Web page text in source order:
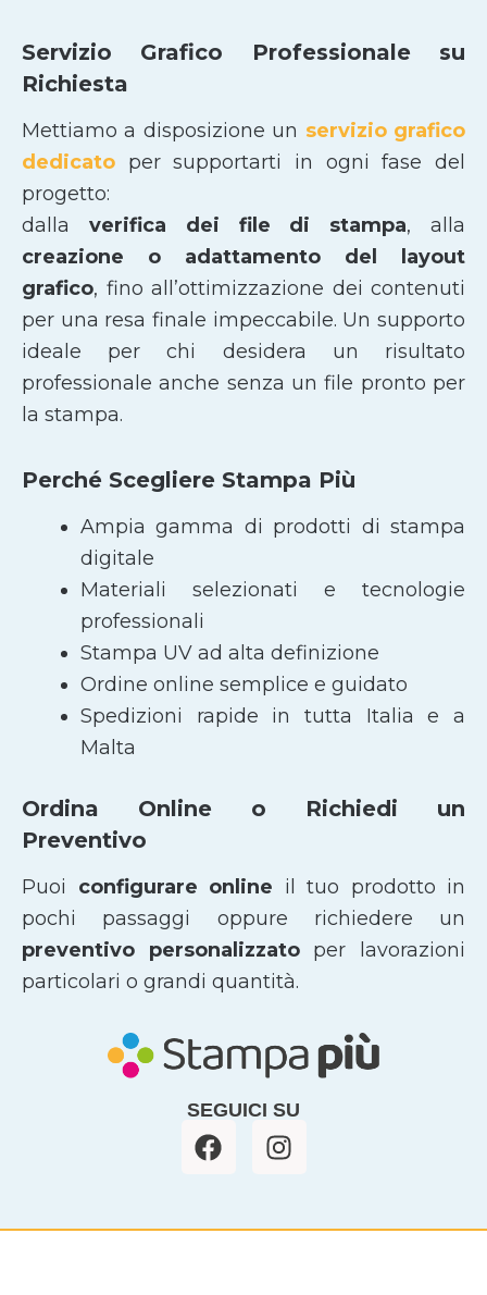
Servizio Grafico Professionale su
Richiesta
Mettiamo a disposizione un servizio grafico
dedicato per supportarti in ogni fase del
progetto:
dalla verifica dei file di stampa, alla
creazione o adattamento del layout
grafico, fino all’ottimizzazione dei contenuti
per una resa finale impeccabile. Un supporto
ideale per chi desidera un risultato
professionale anche senza un file pronto per
la stampa.
Perché Scegliere Stampa Più
Ampia gamma di prodotti di stampa
digitale
Materiali selezionati e tecnologie
professionali
Stampa UV ad alta definizione
Ordine online semplice e guidato
Spedizioni rapide in tutta Italia e a
Malta
Ordina Online o Richiedi un
Preventivo
Puoi configurare online il tuo prodotto in
pochi passaggi oppure richiedere un
preventivo personalizzatoper lavorazioni
particolari o grandi quantità.
SEGUICI SU
F
a
b
I
n
a